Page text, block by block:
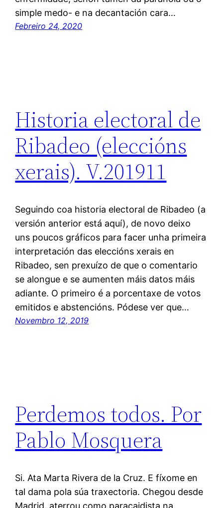
simple medo- e na decantación cara…
Febreiro 24, 2020
Historia electoral de
Ribadeo (eleccións
xerais). V.201911
Seguindo coa historia electoral de Ribadeo (a
versión anterior está aquí), de novo deixo
uns poucos gráficos para facer unha primeira
interpretación das eleccións xerais en
Ribadeo, sen prexuízo de que o comentario
se alongue e se aumenten máis datos máis
adiante. O primeiro é a porcentaxe de votos
emitidos e abstencións. Pódese ver que…
Novembro 12, 2019
Perdemos todos. Por
Pablo Mosquera
Si. Ata Marta Rivera de la Cruz. E fíxome en
tal dama pola súa traxectoria. Chegou desde